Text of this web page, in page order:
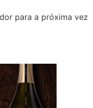
para a próxima vez